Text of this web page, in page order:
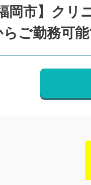
岡市】ク
ご勤務可